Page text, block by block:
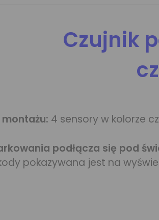
Czujnik
4 sensory w kolorze
podłącza się pod
pokazywana jest na